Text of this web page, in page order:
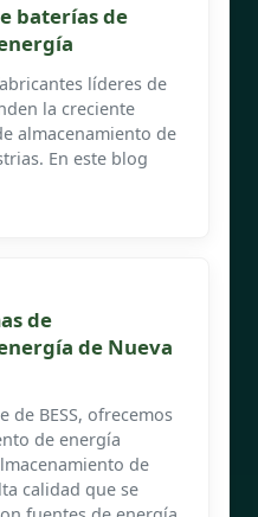
baterías de
líderes de
la creciente
almacenamiento de
En este blog
de
de Nueva
de BESS, ofrecemos
de energía
de
calidad que se